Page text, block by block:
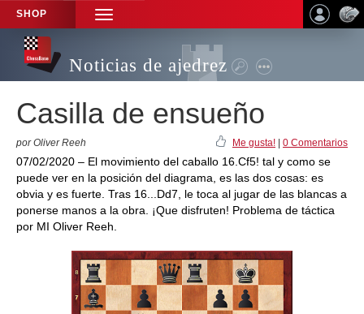
SHOP
TOGGLE
NAVIGATION
Noticias de ajedrez
Casilla de ensueño
por Oliver Reeh Me gusta! 0 Comentarios
07/02/2020 – El movimiento del caballo 16.Cf5! tal y como se
puede ver en la posición del diagrama, es las dos cosas: es
obvia y es fuerte. Tras 16...Dd7, le toca al jugar de las blancas a
ponerse manos a la obra. ¡Que disfruten! Problema de táctica
por MI Oliver Reeh.